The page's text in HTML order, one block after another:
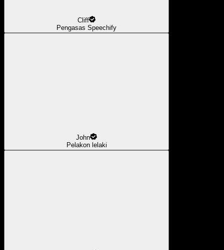
Cliff
Pengasas Speechify
John
Pelakon lelaki